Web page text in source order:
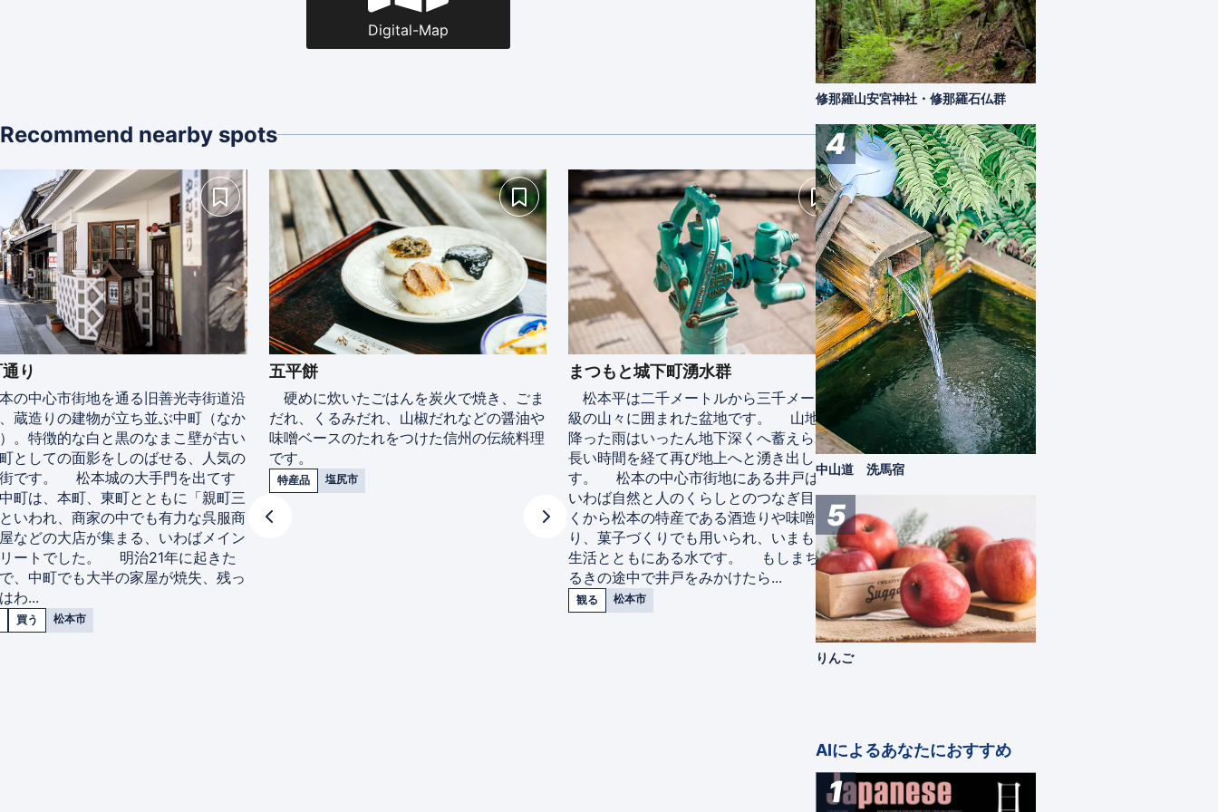
Digital-Map
Recommend nearby spots
り
中心市街地を通る旧善光寺街道沿
蔵造りの建物が立ち並ぶ中町（なか
。特徴的な白と黒のなまこ壁が古い
としての面影をしのばせる、人気の
です。 松本城の大手門を出てす
町は、本町、東町とともに「親町三
いわれ、商家の中でも有力な呉服商
などの大店が集まる、いわばメイン
ートでした。 明治21年に起きた
、中町でも大半の家屋が焼失、残っ
わ...
買う 松本市
五平餅
硬めに炊いたごはんを炭火で焼き、ごま
だれ、くるみだれ、山椒だれなどの醤油や
味噌ベースのたれをつけた信州の伝統料理
です。
特産品 塩尻市
まつもと城下町湧水群
松本平は二千メートルから三千メートル
級の山々に囲まれた盆地です。 山地に
降った雨はいったん地下深くへ蓄えられ、
長い時間を経て再び地上へと湧き出しま
す。 松本の中心市街地にある井戸は、
いわば自然と人のくらしとのつなぎ目。古
くから松本の特産である酒造りや味噌づく
り、菓子づくりでも用いられ、いまもなお
生活とともにある水です。 もしまちあ
るきの途中で井戸をみかけたら...
観る 松本市
なわて通り
松本市の中心市街地にある歩行者天国の
商店街です。「なわて」は「縄手」と書き
ます。川沿いの「縄のように細長い土手」
が語源とされています。隣接する四柱神社
（よはしらじんじゃ）の参道として明治期
となり、いまに続いています。 一言で
いえば、ちょっとレトロな商店街。割合と
しては食べ物屋さんが多いですが、おしゃ
れな雑貨店や土産物店なども充実...
観る 買う 松本市
修那羅山安宮神社・修那羅石仏群
4
中山道 洗馬宿
5
りんご
AIによるあなたにおすすめ
1